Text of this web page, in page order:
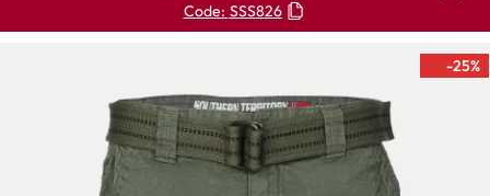
Code: SSS826
-25%